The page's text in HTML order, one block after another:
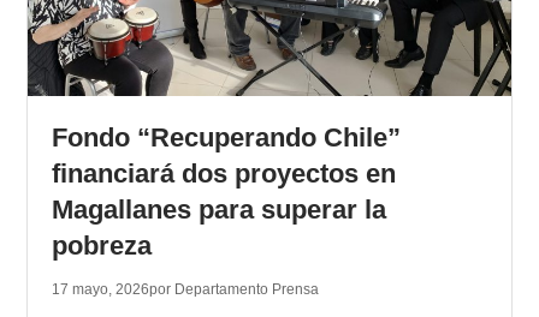
Fondo “Recuperando Chile”
financiará dos proyectos en
Magallanes para superar la
pobreza
17 mayo, 2026por Departamento Prensa